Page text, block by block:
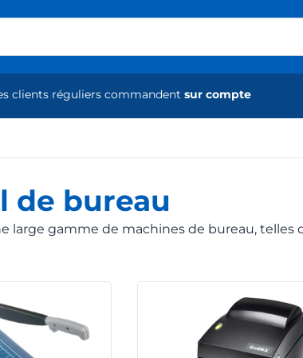
clients réguliers commandent sur compte
de bureau
large gamme de machines de bureau, telles